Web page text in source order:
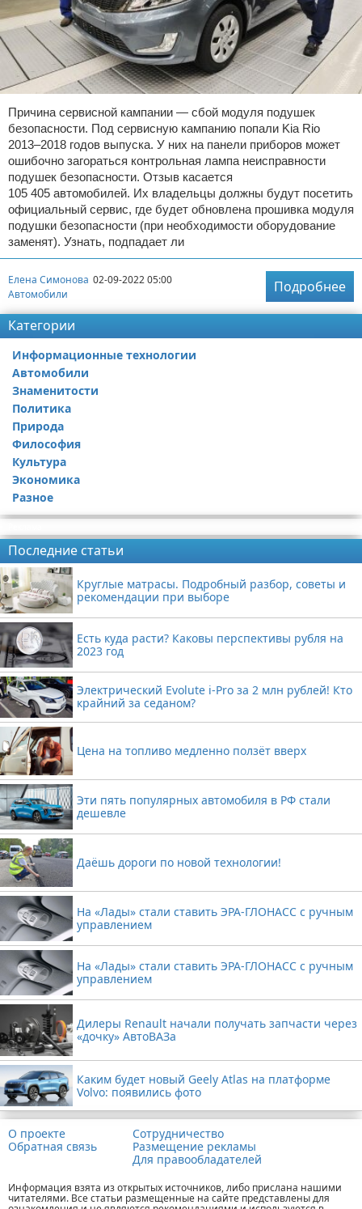
Причина сервисной кампании — сбой модуля подушек
безопасности. Под сервисную кампанию попали Kia Rio
2013–2018 годов выпуска. У них на панели приборов может
ошибочно загораться контрольная лампа неисправности
подушек безопасности. Отзыв касается
105 405 автомобилей. Их владельцы должны будут посетить
официальный сервис, где будет обновлена прошивка модуля
подушки безопасности (при необходимости оборудование
заменят). Узнать, подпадает ли
Елена Симонова 02-09-2022 05:00
Автомобили
Подробнее
Категории
Информационные технологии
Автомобили
Знаменитости
Политика
Природа
Философия
Культура
Экономика
Разное
Последние статьи
Круглые матрасы. Подробный разбор, советы и
рекомендации при выборе
Есть куда расти? Каковы перспективы рубля на
2023 год
Электрический Evolute i-Pro за 2 млн рублей! Кто
крайний за седаном?
Цена на топливо медленно ползёт вверх
Эти пять популярных автомобиля в РФ стали
дешевле
Даёшь дороги по новой технологии!
На «Лады» стали ставить ЭРА-ГЛОНАСС с ручным
управлением
На «Лады» стали ставить ЭРА-ГЛОНАСС с ручным
управлением
Дилеры Renault начали получать запчасти через
«дочку» АвтоВАЗа
Каким будет новый Geely Atlas на платформе
Volvo: появились фото
О проекте
Обратная связь
Сотрудничество
Размещение рекламы
Для правообладателей
Информация взята из открытых источников, либо прислана нашими
читателями. Все статьи размещенные на сайте представлены для